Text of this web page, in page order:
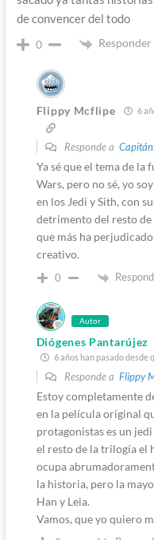
de convencer del todo
0 Responder
Flippy Mcflipe 6
Responde a
Ya sé que el tema de la
Wars, pero no sé, yo
en los Jedi y Sith, con
detrimento del resto de
que más ha
creativo.
0
Autor
Diógenes Pantarújez
6 años han pasado desde
Responde a Flippy
Estoy completamente
en la película original
protagonistas es un
el resto de la trilogía el
ocupa
la historia, pero la
Han y Leia.
Vamos, que yo quiero